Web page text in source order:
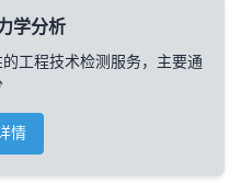
学分析
工程技术检测服务，主要通
情